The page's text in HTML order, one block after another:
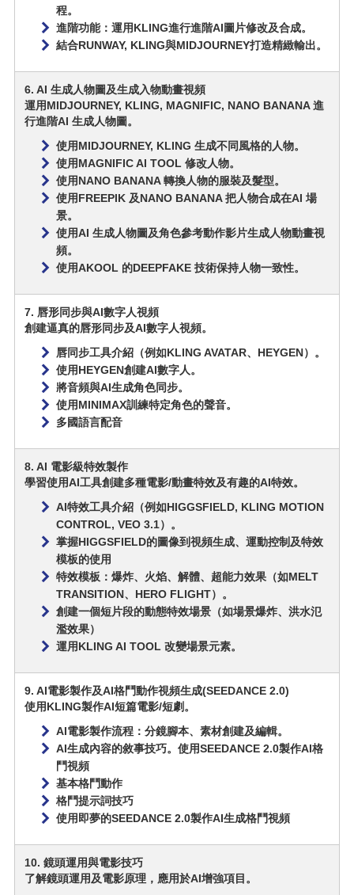
程。
進階功能：運用KLING進行進階AI圖片修改及合成。
結合RUNWAY, KLING與MIDJOURNEY打造精緻輸出。
6. AI 生成人物圖及生成入物動畫視頻
運用MIDJOURNEY, KLING, MAGNIFIC, NANO BANANA 進
行進階AI 生成人物圖。
使用MIDJOURNEY, KLING 生成不同風格的人物。
使用MAGNIFIC AI TOOL 修改人物。
使用NANO BANANA 轉換人物的服裝及髮型。
使用FREEPIK 及NANO BANANA 把人物合成在AI 場
景。
使用AI 生成人物圖及角色參考動作影片生成人物動畫視
頻。
使用AKOOL 的DEEPFAKE 技術保持人物一致性。
7. 唇形同步與AI數字人視頻
創建逼真的唇形同步及AI數字人視頻。
唇同步工具介紹（例如KLING AVATAR、HEYGEN）。
使用HEYGEN創建AI數字人。
將音頻與AI生成角色同步。
使用MINIMAX訓練特定角色的聲音。
多國語言配音
8. AI 電影級特效製作
學習使用AI工具創建多種電影/動畫特效及有趣的AI特效。
AI特效工具介紹（例如HIGGSFIELD, KLING MOTION
CONTROL, VEO 3.1）。
掌握HIGGSFIELD的圖像到視頻生成、運動控制及特效
模板的使用
特效模板：爆炸、火焰、解體、超能力效果（如MELT
TRANSITION、HERO FLIGHT）。
創建一個短片段的動態特效場景（如場景爆炸、洪水氾
濫效果）
運用KLING AI TOOL 改變場景元素。
9. AI電影製作及AI格鬥動作視頻生成(SEEDANCE 2.0)
使用KLING製作AI短篇電影/短劇。
AI電影製作流程：分鏡腳本、素材創建及編輯。
AI生成內容的敘事技巧。使用SEEDANCE 2.0製作AI格
鬥視頻
基本格鬥動作
格鬥提示詞技巧
使用即夢的SEEDANCE 2.0製作AI生成格鬥視頻
10. 鏡頭運用與電影技巧
了解鏡頭運用及電影原理，應用於AI增強項目。